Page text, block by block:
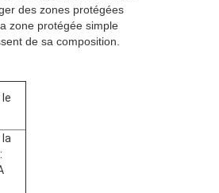
des zones protégées
zone protégée simple
de sa composition.